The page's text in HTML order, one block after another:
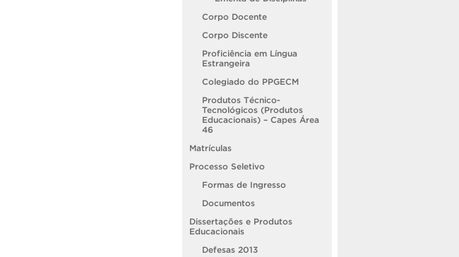
Corpo Docente
Corpo Discente
Proficiência em Língua
Estrangeira
Colegiado do PPGECM
Produtos Técnico-
Tecnológicos (Produtos
Educacionais) – Capes Área
46
Matrículas
Processo Seletivo
Formas de Ingresso
Documentos
Dissertações e Produtos
Educacionais
Defesas 2013